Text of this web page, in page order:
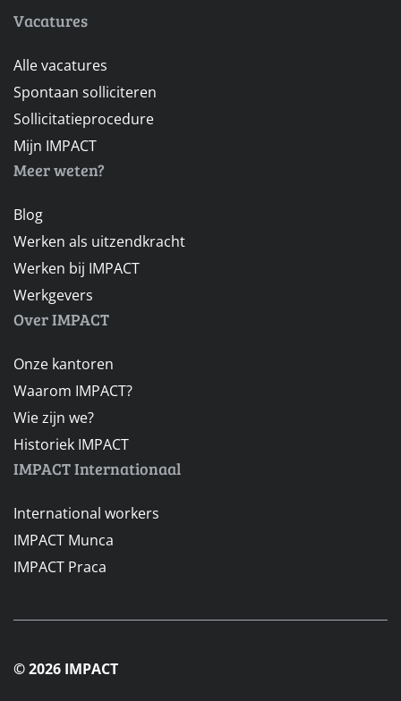
Vacatures
Alle vacatures
Spontaan solliciteren
Sollicitatieprocedure
Mijn IMPACT
Meer weten?
Blog
Werken als uitzendkracht
Werken bij IMPACT
Werkgevers
Over IMPACT
Onze kantoren
Waarom IMPACT?
Wie zijn we?
Historiek IMPACT
IMPACT Internationaal
International workers
IMPACT Munca
IMPACT Praca
© 2026 IMPACT